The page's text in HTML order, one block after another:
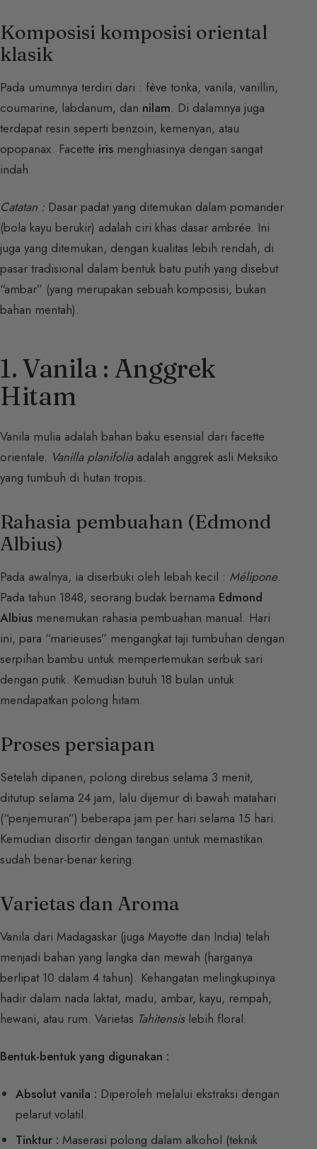
Komposisi komposisi oriental
klasik
Pada umumnya terdiri dari : fève tonka, vanila, vanillin,
coumarine, labdanum, dan nilam. Di dalamnya juga
terdapat resin seperti benzoin, kemenyan, atau
opopanax. Facette iris menghiasinya dengan sangat
indah.
Catatan : Dasar padat yang ditemukan dalam pomander
(bola kayu berukir) adalah ciri khas dasar ambrée. Ini
juga yang ditemukan, dengan kualitas lebih rendah, di
pasar tradisional dalam bentuk batu putih yang disebut
“ambar” (yang merupakan sebuah komposisi, bukan
bahan mentah).
1. Vanila : Anggrek
Hitam
Vanila mulia adalah bahan baku esensial dari facette
orientale. Vanilla planifoliaadalah anggrek asli Meksiko
yang tumbuh di hutan tropis.
Rahasia pembuahan (Edmond
Albius)
Pada awalnya, ia diserbuki oleh lebah kecil : Mélipone.
Pada tahun 1848, seorang budak bernama Edmond
Albius menemukan rahasia pembuahan manual. Hari
ini, para “marieuses” mengangkat taji tumbuhan dengan
serpihan bambu untuk mempertemukan serbuk sari
dengan putik. Kemudian butuh 18 bulan untuk
mendapatkan polong hitam.
Proses persiapan
Setelah dipanen, polong direbus selama 3 menit,
ditutup selama 24 jam, lalu dijemur di bawah matahari
(“penjemuran”) beberapa jam per hari selama 15 hari.
Kemudian disortir dengan tangan untuk memastikan
sudah benar-benar kering.
Varietas dan Aroma
Vanila dari Madagaskar (juga Mayotte dan India) telah
menjadi bahan yang langka dan mewah (harganya
berlipat 10 dalam 4 tahun). Kehangatan melingkupinya
hadir dalam nada laktat, madu, ambar, kayu, rempah,
hewani, atau rum. Varietas Tahitensislebih floral.
Bentuk-bentuk yang digunakan :
Absolut vanila : Diperoleh melalui ekstraksi dengan
pelarut volatil.
Tinktur : Maserasi polong dalam alkohol (teknik